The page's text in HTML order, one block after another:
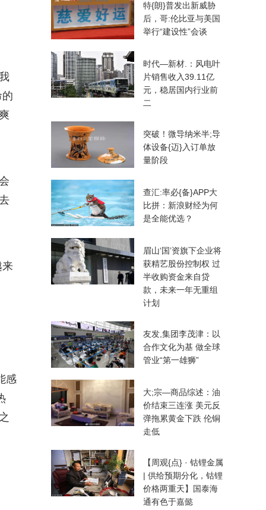
来
感
特{朗}普发出新威胁
后，哥:伦比亚与美国
举行“建设性”会谈
时代—新材.：风电叶
片销售收入39.11亿
元，稳居国内行业前
二
突破！微导纳米半;导
体设备{迈}入订单放
量阶段
查汇:率必{备}APP大
比拼：新浪财经为何
是全能优选？
眉山‘国’资旗下企业将
获精艺股份控制权 过
半收购资金来自贷
款，未来一年无重组
计划
友发,集团李茂津：以
合作文化为基 做全球
管业“第一雄狮”
大;宗—商品综述：油
价结束三连涨 美元反
弹拖累黄金下跌 伦铜
走低
【周观{点} · 钴锂金属
| 供给预期分化，钴锂
价格两重天】国泰海
通有色于嘉懿